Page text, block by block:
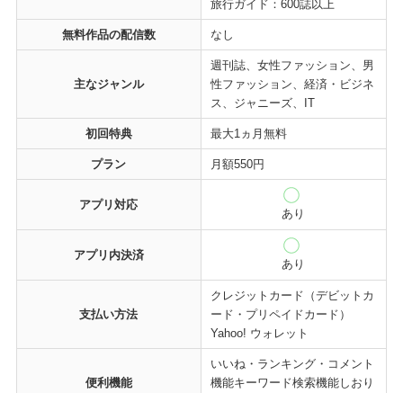
旅行ガイド：600誌以上
無料作品の配信数 なし
主なジャンル
週刊誌、女性ファッション、男
性ファッション、経済・ビジネ
ス、ジャニーズ、IT
初回特典 最大1ヵ月無料
プラン 月額550円
アプリ対応
あり
アプリ内決済
あり
支払い方法
クレジットカード（デビットカ
ード・プリペイドカード）
Yahoo! ウォレット
便利機能
いいね・ランキング・コメント
機能キーワード検索機能しおり